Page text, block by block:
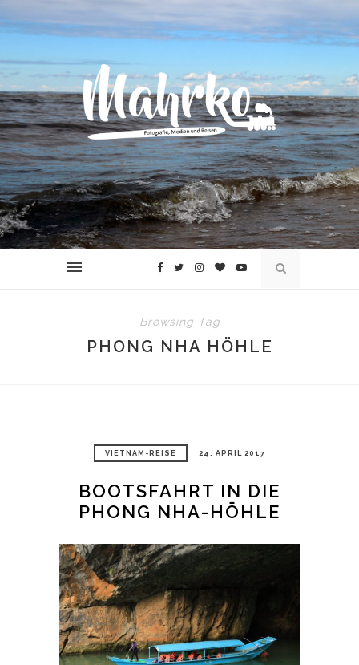
Browsing Tag
PHONG NHA HÖHLE
VIETNAM-REISE 24. APRIL 2017
BOOTSFAHRT IN DIE
PHONG NHA-HÖHLE